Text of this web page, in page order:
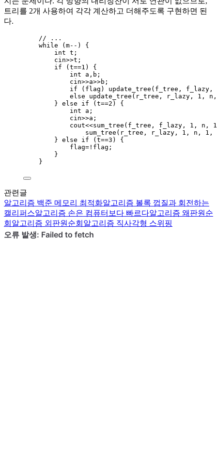
트리를 2개 사용하여 각각 계산하고 더해주도록 구현하면 된
다.
// ...
while (m-- ) {
int t;
cin>>t;
if (t==1 ) {
int a,b;
cin>>a>>b;
if (flag) update_tree(f_tree, f_lazy,
else
update_tree(r_tree, r_lazy, 1 ,
} else if (t==2 ) {
int a;
cin>>a;
cout<<sum_tree(f_tree, f_lazy, 1 , n, 1
sum_tree(r_tree, r_lazy, 1 , n, 1 ,
} else if (t==3 ) {
flag=! flag;
}
}
관련글
알고리즘 백준 메모리 최적화알고리즘 볼록 껍질과 회전하는
캘리퍼스알고리즘 손은 컴퓨터보다 빠르다알고리즘 왜판원순
회 알고리즘 외판원순회 알고리즘 직사각형 스위핑